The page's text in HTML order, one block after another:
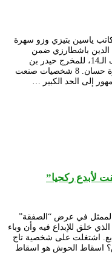
ياسين بتيزي وزو سهرة
محي الدين باشطارزي ضمن
العروض المنافسة لمهرجان المسرح المحترف الـ14، للمخرج حيدر بن
حسين، نص بن عمارة ماحي وموسيقى لعمارة حسان. 8 شخصيات صنعت
إلى الحد الكبير …
لأبدع ركحيا”
في عرض “الصفقة”
خلق للإبداع فيه وأن وباء
اشتغلت على شخصية تاج
اسقاط الحوش هو اسقاط